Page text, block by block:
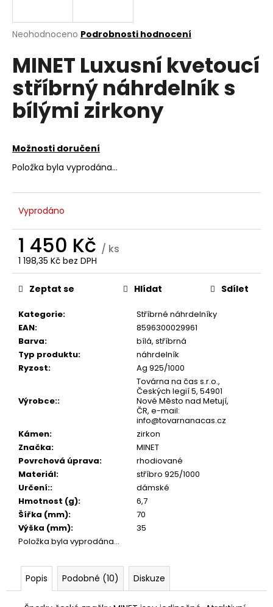
Průměrné
produktu
je
z
5
hvězdiček.
Neohodnoceno Podrobnosti hodnocení
MINET Luxusní kvetoucí
stříbrný náhrdelník s
bílými zirkony
Možnosti doručení
Položka byla vyprodána…
Vyprodáno
1 450 Kč / ks
1 198,35 Kč bez DPH
Měrná
cena:
Kategorie:
Stříbrné náhrdelníky
EAN:
8596300029961
Barva:
bílá, stříbrná
Typ produktu:
náhrdelník
Ryzost: Ag 925/1000
Výrobce::
Továrna na čas s.r.o.,
Českých legií 5, 54901
Nové Město nad Metují,
ČR, e-mail:
info@tovarnanacas.cz
Kámen:
zirkon
Značka:
MINET
Povrchová úprava:
rhodiované
Materiál:
stříbro 925/1000
Určení::
dámské
Hmotnost (g):
6,7
Šířka (mm):
70
Výška (mm):
35
Položka byla vyprodána…
Zeptat se Hlídat Sdílet
Popis Podobné (10) Diskuze
j
t
?
D
o
o
u
č
u
e
m
e